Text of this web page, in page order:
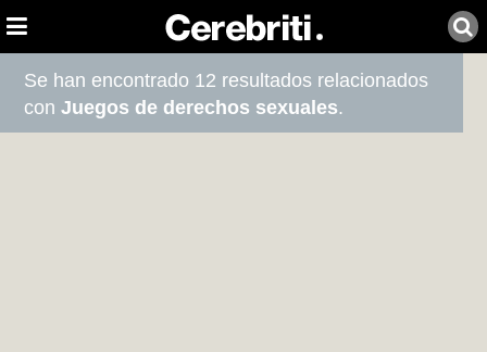
Se han encontrado 12 resultados relacionados
conJuegos de derechos sexuales.